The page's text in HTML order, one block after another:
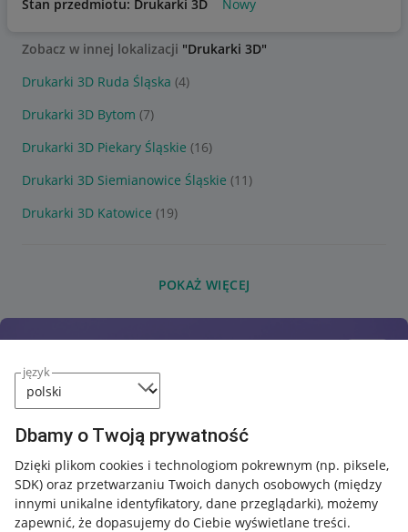
język
Dbamy o Twoją prywatność
Dzięki plikom cookies i technologiom pokrewnym (np. piksele,
SDK) oraz przetwarzaniu Twoich danych osobowych (między
innymi unikalne identyfikatory, dane przeglądarki), możemy
zapewnić, że dopasujemy do Ciebie wyświetlane treści.
Stan przedmiotu: Drukarki 3D Nowy
Zobacz w innej lokalizacji "Drukarki 3D"
Drukarki 3D Ruda Śląska (4)
Drukarki 3D Bytom (7)
Drukarki 3D Piekary Śląskie (16)
Drukarki 3D Siemianowice Śląskie (11)
Drukarki 3D Katowice (19)
POKAŻ WIĘCEJ